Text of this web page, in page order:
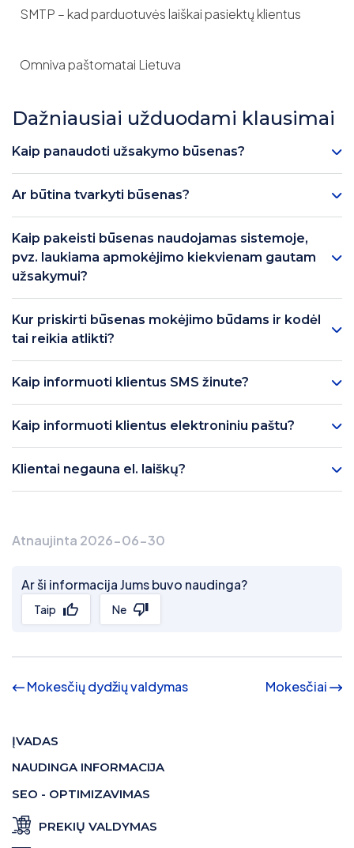
SMTP – kad parduotuvės laiškai pasiektų klientus
Omniva paštomatai Lietuva
Dažniausiai užduodami klausimai
Kaip panaudoti užsakymo būsenas?
Ar būtina tvarkyti būsenas?
Kaip pakeisti būsenas naudojamas sistemoje,
pvz. laukiama apmokėjimo kiekvienam gautam
užsakymui?
Kur priskirti būsenas mokėjimo būdams ir kodėl
tai reikia atlikti?
Kaip informuoti klientus SMS žinute?
Kaip informuoti klientus elektroniniu paštu?
Klientai negauna el. laiškų?
Atnaujinta 2026-06-30
Ar ši informacija Jums buvo naudinga?
Taip Ne
Mokesčių dydžių valdymas Mokesčiai
ĮVADAS
NAUDINGA INFORMACIJA
SEO - OPTIMIZAVIMAS
PREKIŲ VALDYMAS